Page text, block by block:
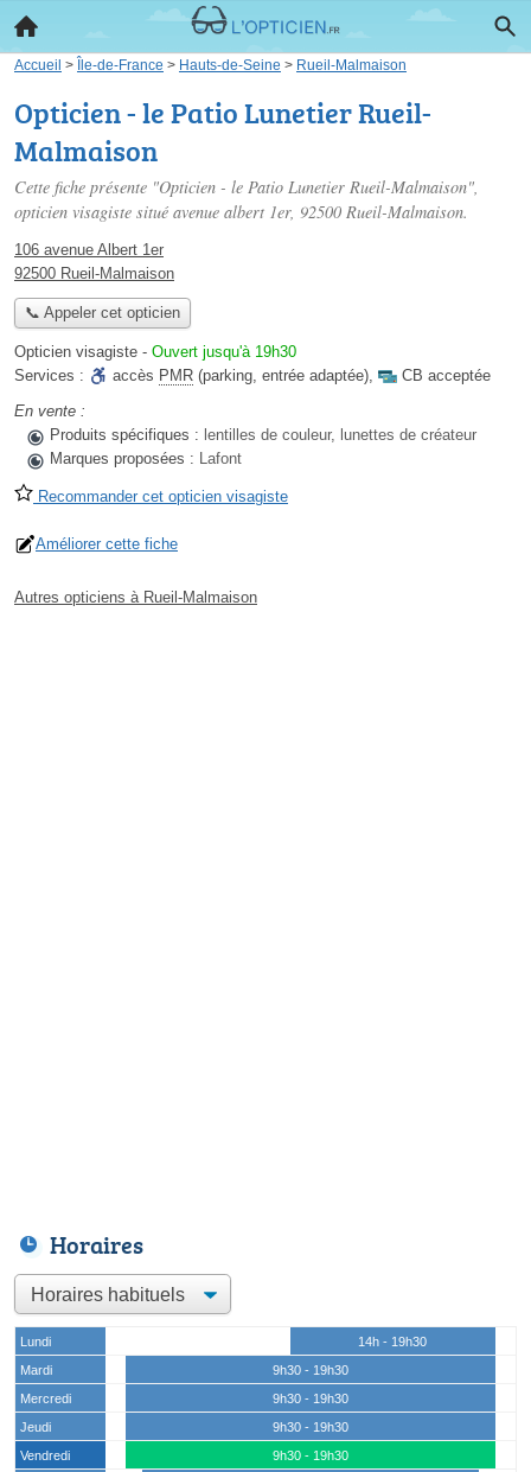
Accueil > Île-de-France > Hauts-de-Seine > Rueil-Malmaison
Opticien - le Patio Lunetier Rueil-
Malmaison
Cette fiche présente "Opticien - le Patio Lunetier Rueil-Malmaison",
opticien visagiste situé avenue albert 1er, 92500 Rueil-Malmaison.
106 avenue Albert 1er
92500 Rueil-Malmaison
📞 Appeler cet opticien
Opticien visagiste - Ouvert jusqu'à 19h30
Services :
accès PMR (parking, entrée adaptée),
CB acceptée
En vente :
Produits spécifiques : lentilles de couleur, lunettes de créateur
Marques proposées : Lafont
Recommander cet opticien visagiste
Améliorer cette fiche
Autres opticiens à Rueil-Malmaison
Horaires
Lundi
14h - 19h30
Mardi
9h30 - 19h30
Mercredi
9h30 - 19h30
Jeudi
9h30 - 19h30
Vendredi
9h30 - 19h30